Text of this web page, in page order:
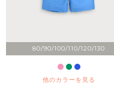
80/90/100/110/120/130
他のカラーを見る